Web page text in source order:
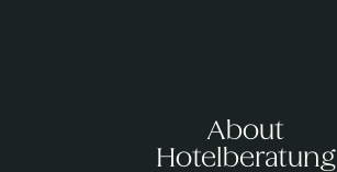
About
Hotelberatung